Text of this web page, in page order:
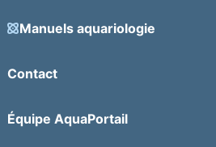
Manuels aquariologie
Contact
Équipe AquaPortail